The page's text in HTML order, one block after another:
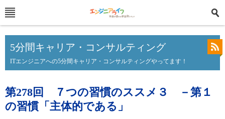
5分間キャリア・コンサルティング
ITエンジニアへの5分間キャリア・コンサルティングやってます！
第278回 ７つの習慣のススメ３ －第１
の習慣「主体的である」